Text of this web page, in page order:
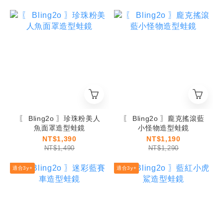
〖 Bling2o 〗珍珠粉美人
魚面罩造型蛙鏡
NT$1,390
NT$1,490
〖 Bling2o 〗龐克搖滾藍
小怪物造型蛙鏡
NT$1,190
NT$1,290
適合3y+ 適合3y+